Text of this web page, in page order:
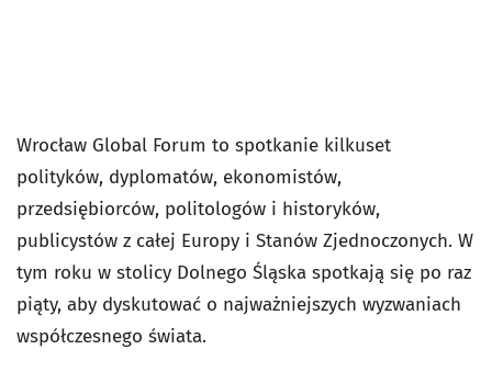
Wrocław Global Forum to spotkanie kilkuset
polityków, dyplomatów, ekonomistów,
przedsiębiorców, politologów i historyków,
publicystów z całej Europy i Stanów Zjednoczonych. W
tym roku w stolicy Dolnego Śląska spotkają się po raz
piąty, aby dyskutować o najważniejszych wyzwaniach
współczesnego świata.